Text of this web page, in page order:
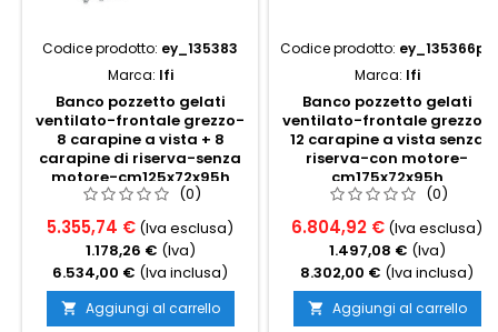
Codice prodotto: ey_135383
Marca: Ifi
Banco pozzetto gelati
ventilato-frontale grezzo-
8 carapine a vista + 8
carapine di riserva-senza
motore-cm125x72x95h
(0)
5.355,74 € (Iva esclusa)
1.178,26 € (Iva)
6.534,00 € (Iva inclusa)
 Aggiungi al carrello
Codice prodotto: ey_135366p0
Marca: Ifi
Banco pozzetto gelati
ventilato-frontale grezzo-
12 carapine a vista senza
riserva-con motore-
cm175x72x95h
(0)
6.804,92 € (Iva esclusa)
1.497,08 € (Iva)
8.302,00 € (Iva inclusa)
 Aggiungi al carrello